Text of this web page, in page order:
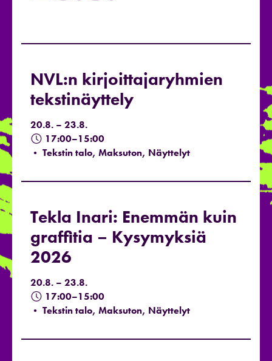
NVL:n kirjoittajaryhmien
tekstinäyttely
20.8. – 23.8.
17:00–15:00
• Tekstin talo, Maksuton, Näyttelyt
Tekla Inari: Enemmän kuin
graffitia – Kysymyksiä
2026
20.8. – 23.8.
17:00–15:00
• Tekstin talo, Maksuton, Näyttelyt